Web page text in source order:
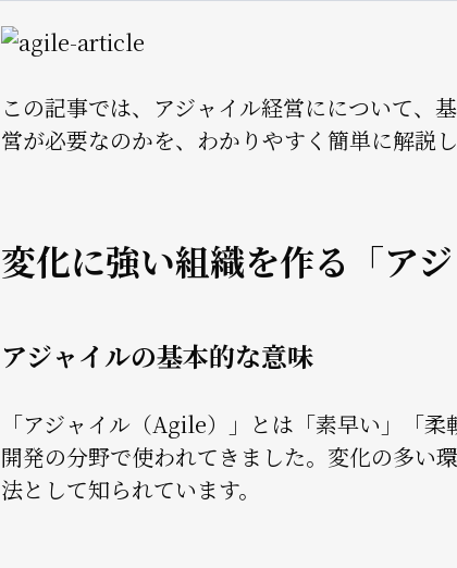
Image
この記事では、アジャイル経営にについて、
営が必要なのかを、わかりやすく簡単に解説し
変化に強い組織を作る「ア
アジャイルの基本的な意味
「アジャイル（Agile）」とは「素早い」「
開発の分野で使われてきました。変化の多い
法として知られています。